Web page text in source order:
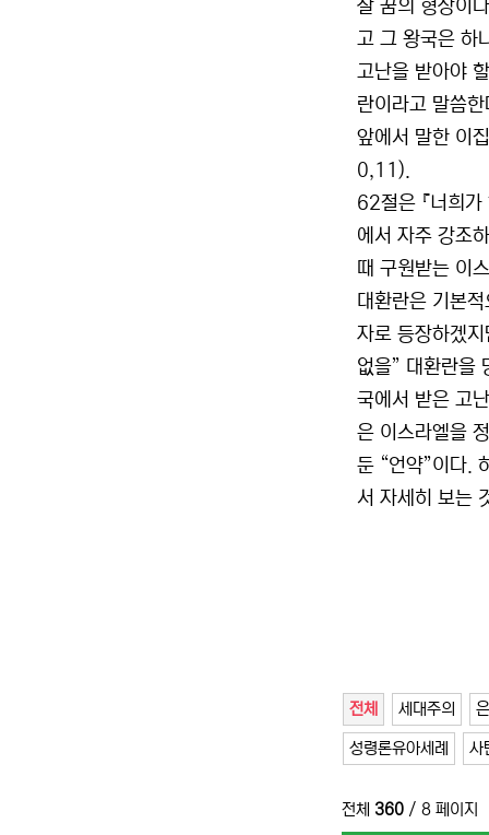
살 꿈의 형상이
고 그 왕국은 하
고난을 받아야
란이라고 말씀
앞에서 말한 이
0,11).
62절은 『너희
에서 자주 강
때 구원받는 이
대환란은 기본
자로 등장하겠
없을” 대환란을
국에서 받은 고
은 이스라엘을
둔 “언약”이다.
서 자세히 보는
전체 세대주의
성령론유아세례 사
전체 360 / 8 페이지